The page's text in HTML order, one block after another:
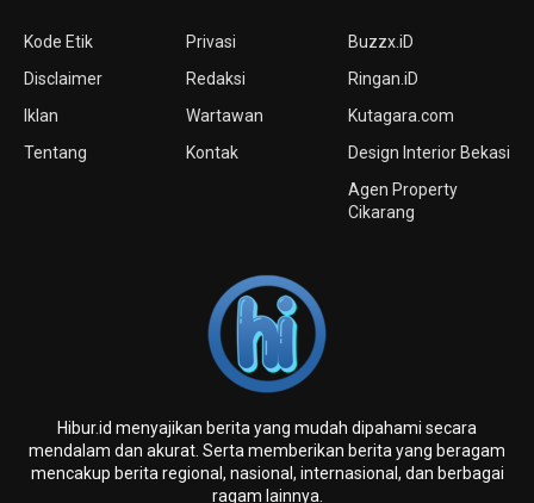
Kode Etik
Disclaimer
Iklan
Tentang
Privasi
Redaksi
Wartawan
Kontak
Buzzx.iD
Ringan.iD
Kutagara.com
Design Interior Bekasi
Agen Property
Cikarang
Hibur.id menyajikan berita yang mudah dipahami secara
mendalam dan akurat. Serta memberikan berita yang beragam
mencakup berita regional, nasional, internasional, dan berbagai
ragam lainnya.